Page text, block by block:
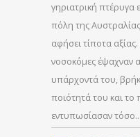
γηριατρική πτέρυγα
πόλη της
αφήσει τίποτα
νοσοκόμες έψαχναν
υπάρχοντά του,
ποιότητά του και το
εντυπωσίασαν τόσο…